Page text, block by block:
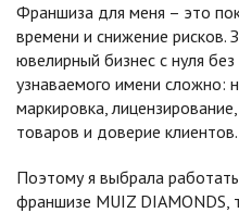
Франшиза для меня – это
времени и снижение рисков.
ювелирный бизнес с нуля без
узнаваемого имени сложно:
маркировка, лицензирование,
товаров и доверие клиентов.
Поэтому я выбрала
франшизе MUIZ DIAMONDS,